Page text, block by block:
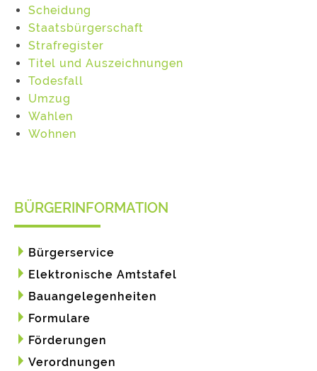
Scheidung
Staatsbürgerschaft
Strafregister
Titel und Auszeichnungen
Todesfall
Umzug
Wahlen
Wohnen
BÜRGERINFORMATION
Bürgerservice
Elektronische Amtstafel
Bauangelegenheiten
Formulare
Förderungen
Verordnungen